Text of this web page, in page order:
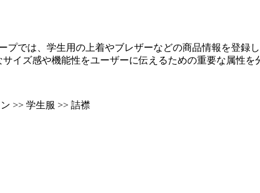
では、学生用の上着やブレザーなどの商品情報を登録
イズ感や機能性をユーザーに伝えるための重要な属性を
>> 学生服 >> 詰襟